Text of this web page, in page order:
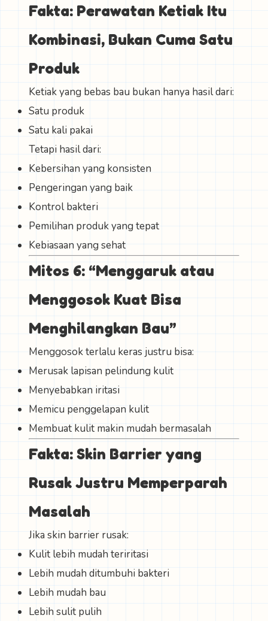
Fakta: Perawatan Ketiak Itu
Kombinasi, Bukan Cuma Satu
Produk
Ketiak yang bebas bau bukan hanya hasil dari:
Satu produk
Satu kali pakai
Tetapi hasil dari:
Kebersihan yang konsisten
Pengeringan yang baik
Kontrol bakteri
Pemilihan produk yang tepat
Kebiasaan yang sehat
Mitos 6: “Menggaruk atau
Menggosok Kuat Bisa
Menghilangkan Bau”
Menggosok terlalu keras justru bisa:
Merusak lapisan pelindung kulit
Menyebabkan iritasi
Memicu penggelapan kulit
Membuat kulit makin mudah bermasalah
Fakta: Skin Barrier yang
Rusak Justru Memperparah
Masalah
Jika skin barrier rusak:
Kulit lebih mudah teriritasi
Lebih mudah ditumbuhi bakteri
Lebih mudah bau
Lebih sulit pulih